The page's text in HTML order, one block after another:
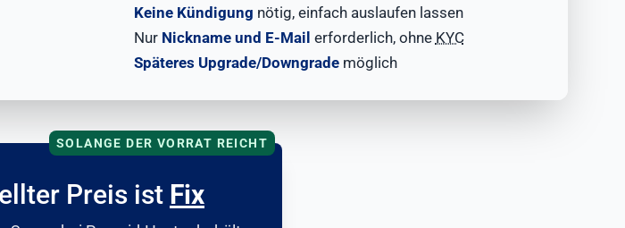
Keine Kündigung nötig, einfach auslaufen lassen
Nur Nickname und E-Mail erforderlich, ohne KYC
Späteres Upgrade/Downgrademöglich
SOLANGE DER VORRAT REICHT
Preis ist Fix